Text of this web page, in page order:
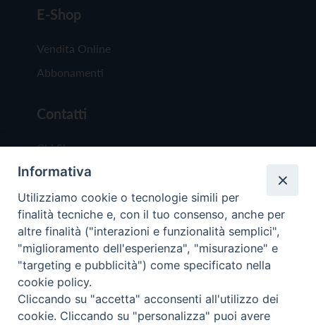
E-Shop
Vendita Online
Abbonamenti
Contatti
Chi Siamo
Redazione
Scrivici
Copyright © 2019 - Tutti i diritti riservati - Vita
Trentina Editrice
Informativa
Utilizziamo cookie o tecnologie simili per
finalità tecniche e, con il tuo consenso, anche per
altre finalità ("interazioni e funzionalità semplici",
"miglioramento dell'esperienza", "misurazione" e
"targeting e pubblicità") come specificato nella
cookie policy.
Cliccando su "accetta" acconsenti all'utilizzo dei
cookie. Cliccando su "personalizza" puoi avere